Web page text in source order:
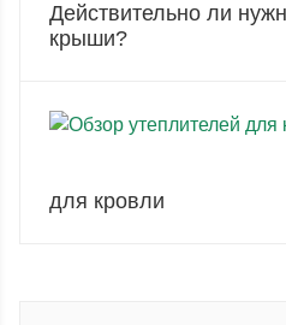
Действительно ли
крыши?
для кровли